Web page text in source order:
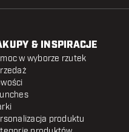
& INSPIRACJE
w wyborze rzutek
produktu